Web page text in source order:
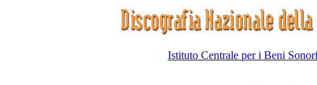
Istituto Centrale per i Beni